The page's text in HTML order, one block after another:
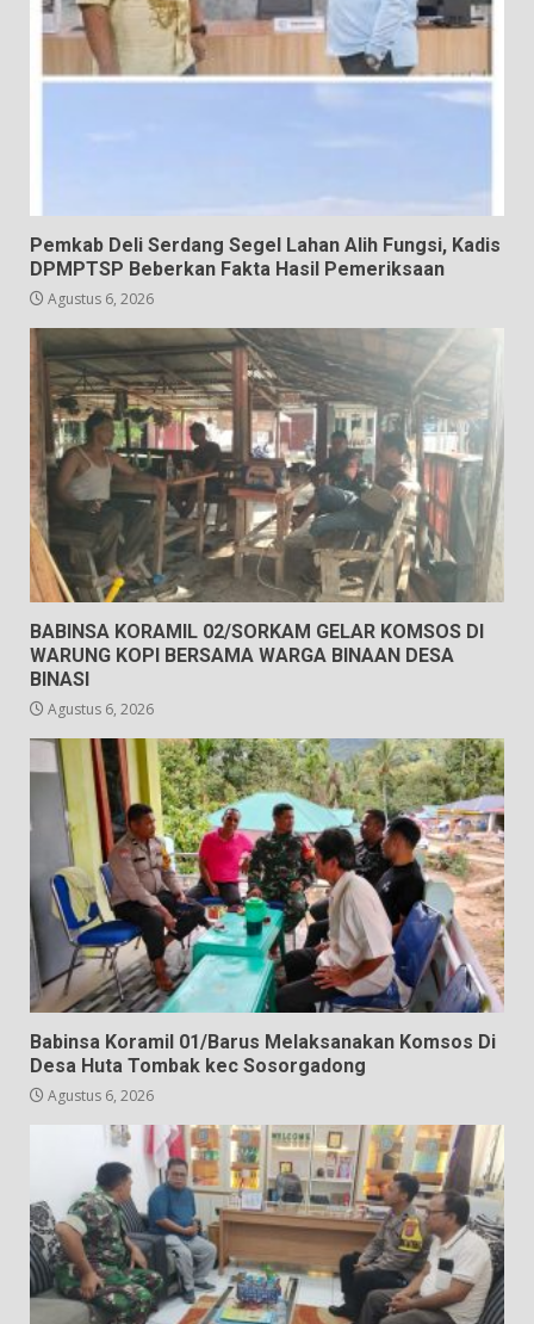
Pemkab Deli Serdang Segel Lahan Alih Fungsi, Kadis
DPMPTSP Beberkan Fakta Hasil Pemeriksaan
Agustus 6, 2026
BABINSA KORAMIL 02/SORKAM GELAR KOMSOS DI
WARUNG KOPI BERSAMA WARGA BINAAN DESA
BINASI
Agustus 6, 2026
Babinsa Koramil 01/Barus Melaksanakan Komsos Di
Desa Huta Tombak kec Sosorgadong
Agustus 6, 2026